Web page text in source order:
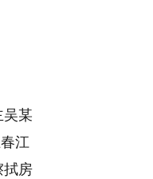
吴某
江
拭房